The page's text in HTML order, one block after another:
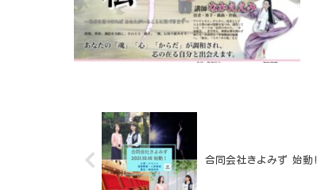
合同会社きよみず 始動!